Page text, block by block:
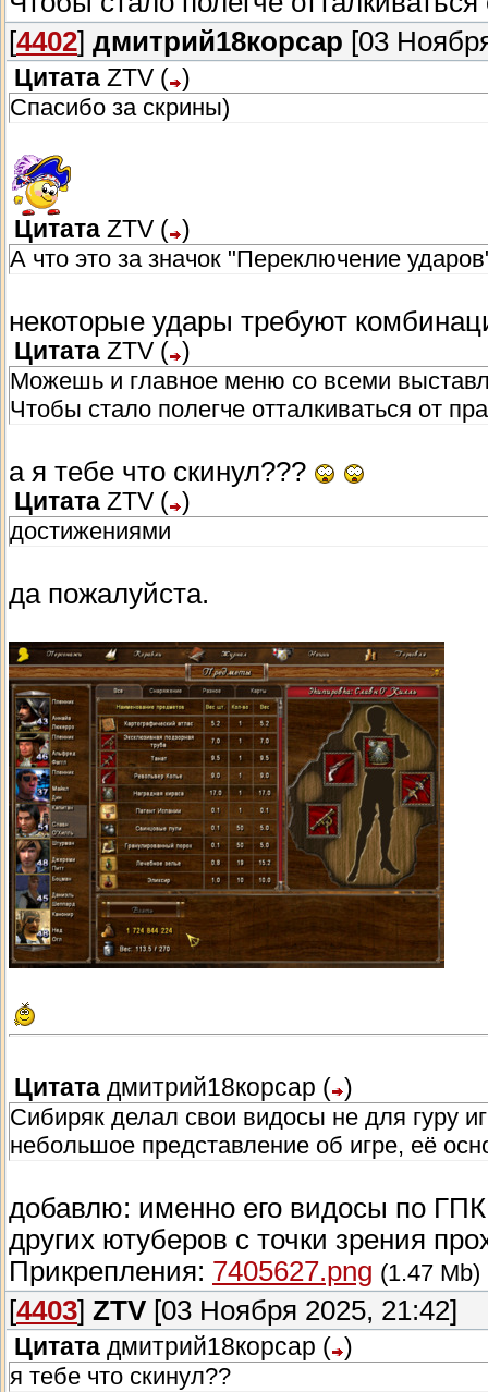
[4402] дмитрий18корсар [03
Цитата ZTV ( )
Спасибо за скрины)
Цитата ZTV ( )
А что это за значок "Переключение
некоторые удары требуют
Цитата ZTV ( )
Можешь и главное меню со всеми
Чтобы стало полегче отталкиваться от
а я тебе что скинул???
Цитата ZTV ( )
достижениями
да пожалуйста.
Цитата дмитрий18корсар ( )
Сибиряк делал свои видосы не для гуру
небольшое представление об игре, её
добавлю: именно его видосы по
других ютуберов с точки зрения
Прикрепления: 7405627.png (1.47 Mb)
[4403] ZTV [03 Ноября 2025, 21:42]
Цитата дмитрий18корсар ( )
я тебе что скинул??